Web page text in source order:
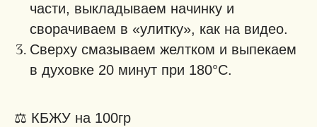
части, выкладываем начинку и
сворачиваем в «улитку», как на видео.
Сверху смазываем желтком и выпекаем
в духовке 20 минут при 180°C.
⚖️ КБЖУ на 100гр